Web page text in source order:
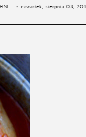
czwartek, sierpnia 03,